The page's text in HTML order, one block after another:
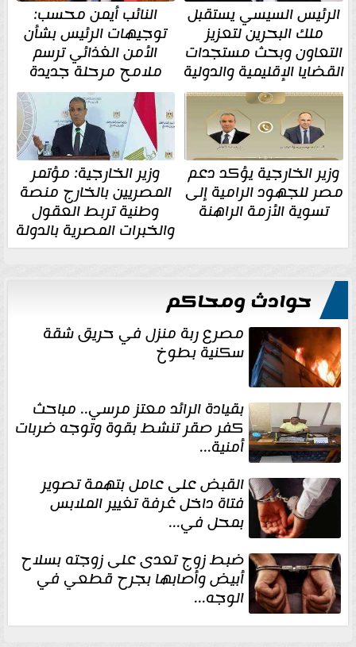
الرئيس السيسي يستقبل
ملك البحرين لتعزيز
التعاون وبحث مستجدات
القضايا الإقليمية والدولية
النائب أيمن محسب:
توجيهات الرئيس بشأن
الأمن الغذائي ترسم
ملامح مرحلة جديدة
وزير الخارجية يؤكد دعم
مصر للجهود الرامية إلى
تسوية الأزمة الراهنة
وزير الخارجية: مؤتمر
المصريين بالخارج منصة
وطنية تربط العقول
والخبرات المصرية بالدولة
حوادث ومحاكم
مصرع ربة منزل في حريق شقة
سكنية بطوخ
بقيادة الرائد معتز مرسي.. مباحث
كفر صقر تنشط بقوة وتوجه ضربات
أمنية...
القبض على عامل بتهمة تصوير
فتاة داخل غرفة تغيير الملابس
بمحل في...
ضبط زوج تعدى على زوجته بسلاح
أبيض وأصابها بجرح قطعي في
الوجه...